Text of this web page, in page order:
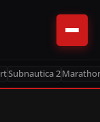
Subnautica 2